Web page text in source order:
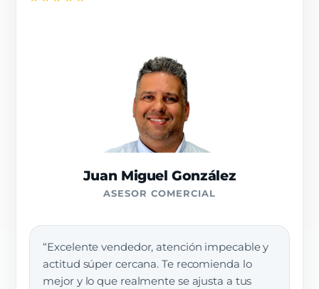
Juan Miguel González
ASESOR COMERCIAL
“Excelente vendedor, atención impecable y
actitud súper cercana. Te recomienda lo
mejor y lo que realmente se ajusta a tus